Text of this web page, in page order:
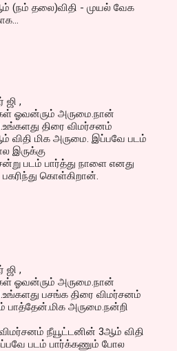
(நம் தலை)விதி - முயல் வேக
,
ஓவன்ரும் அருமை.நான்
திரை விமர்சனம்
விதி மிக அருமை. இப்பவே படம்
இருக்கு
படம் பார்த்து நாளை எனது
கொள்கிறான்.
,
ஓவன்ரும் அருமை.நான்
பசங்க திரை விமர்சனம்
பாத்தேன்.மிக அருமை.நன்றி
நீயூட்டனின் 3ஆம் விதி
படம் பார்க்கணும் போல